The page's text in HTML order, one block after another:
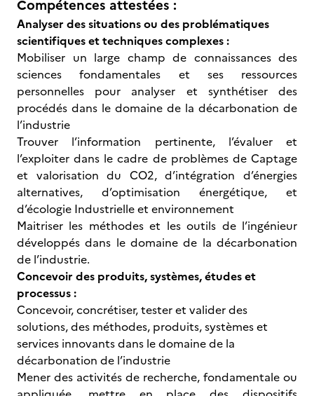
Compétences attestées :
Analyser des situations ou des problématiques
scientifiques et techniques complexes :
Mobiliser un large champ de connaissances des
sciences fondamentales et ses ressources
personnelles pour analyser et synthétiser des
procédés dans le domaine de la décarbonation de
l’industrie
Trouver l’information pertinente, l’évaluer et
l’exploiter dans le cadre de problèmes de Captage
et valorisation du CO2, d’intégration d’énergies
alternatives, d’optimisation énergétique, et
d’écologie Industrielle et environnement
Maitriser les méthodes et les outils de l’ingénieur
développés dans le domaine de la décarbonation
de l’industrie.
Concevoir des produits, systèmes, études et
processus :
Concevoir, concrétiser, tester et valider des
solutions, des méthodes, produits, systèmes et
services innovants dans le domaine de la
décarbonation de l’industrie
Mener des activités de recherche, fondamentale ou